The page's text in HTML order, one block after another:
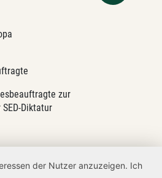
zur
Diktatur
der Nutzer anzuzeigen. Ich